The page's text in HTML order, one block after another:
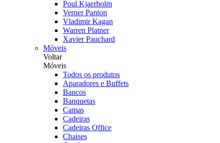
Poul Kjaerholm
Verner Panton
Vladimir Kagan
Warren Platner
Xavier Pauchard
Móveis
Voltar
Móveis
Todos os produtos
Aparadores e Buffets
Bancos
Banquetas
Camas
Cadeiras
Cadeiras Office
Chaises